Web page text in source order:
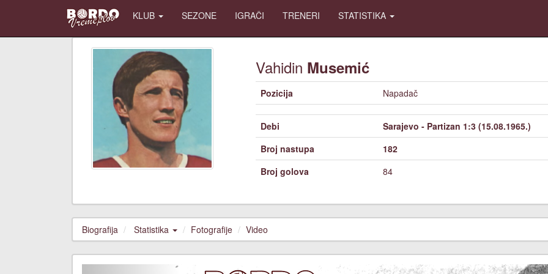
KLUB SEZONE IGRAČI TRENERI STATISTIKA
Vahidin Musemić
Pozicija Napadač
Debi
Sarajevo - Partizan 1:3 (15.08.1965.)
Broj nastupa
182
Broj golova
84
Biografija Statistika Fotografije Video